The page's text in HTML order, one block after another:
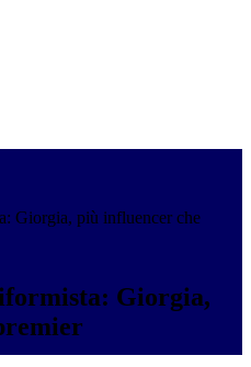
Giorgia, più influencer che
Giorgia,